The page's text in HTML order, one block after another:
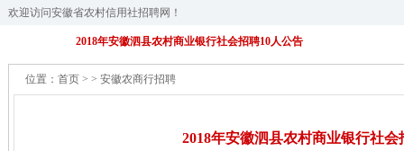
欢迎访问安徽省农村信用社招聘网！
2018年安徽泗县农村商业银行社会招聘10人公告
位置： 首页 > > 安徽农商行招聘
2018年安徽泗县农村商业银行社会